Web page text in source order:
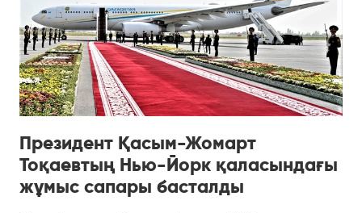
Президент Қасым-Жомарт
Тоқаевтың Нью-Йорк қаласындағы
жұмыс сапары басталды